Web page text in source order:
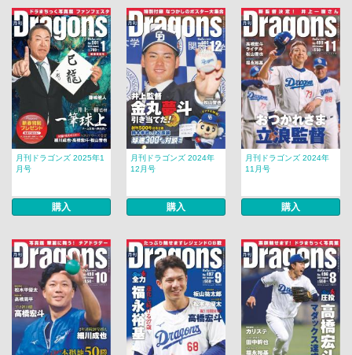
月刊ドラゴンズ 2025年1
月号
購入
月刊ドラゴンズ 2024年
12月号
購入
月刊ドラゴンズ 2024年
11月号
購入